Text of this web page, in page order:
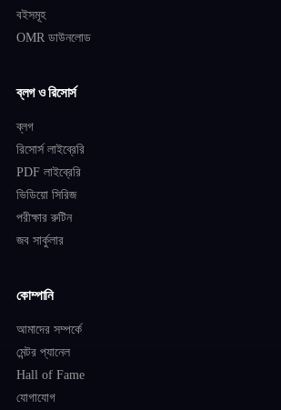
বইসমূহ
OMR ডাউনলোড
ব্লগ ও রিসোর্স
ব্লগ
রিসোর্স লাইব্রেরি
PDF লাইব্রেরি
ভিডিয়ো সিরিজ
পরীক্ষার রুটিন
জব সার্কুলার
কোম্পানি
আমাদের সম্পর্কে
মেন্টর প্যানেল
Hall of Fame
যোগাযোগ